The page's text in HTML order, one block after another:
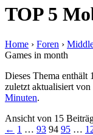
TOP 5
Home › Foren ›
Games in month
Dieses Thema enthält
zuletzt aktualisiert von
Minuten.
Ansicht von 15
← 1 … 93 94 95 …